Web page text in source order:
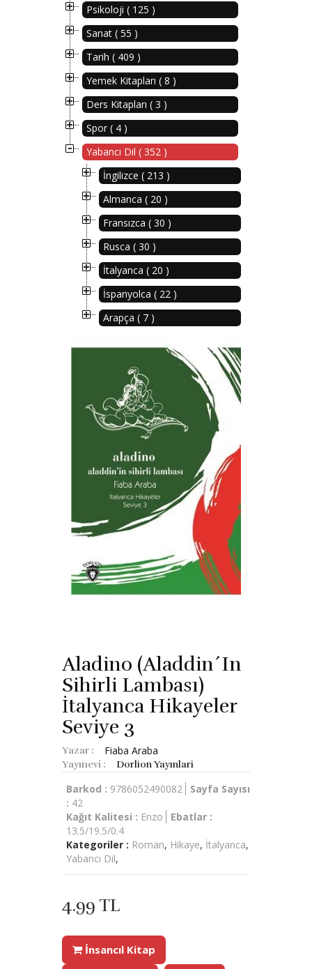
Psikoloji ( 125 )
Sanat ( 55 )
Tarih ( 409 )
Yemek Kitapları ( 8 )
Ders Kitapları ( 3 )
Spor ( 4 )
Yabancı Dil ( 352 )
İngilizce ( 213 )
Almanca ( 20 )
Fransızca ( 30 )
Rusca ( 30 )
İtalyanca ( 20 )
İspanyolca ( 22 )
Arapça ( 7 )
Aladino (Aladdin´in
Sihirli Lambası)
İtalyanca Hikayeler
Seviye 3
Yazar : Fiaba Araba
Yayınevi : Dorlion Yayınlari
Barkod : 9786052490082
Sayfa Sayısı
: 42
Kağıt Kalitesi : Enzo
Ebatlar :
13.5/19.5/0.4
Kategoriler : Roman, Hikaye, İtalyanca,
Yabancı Dil,
4.99 TL
İnsancıl Kitap